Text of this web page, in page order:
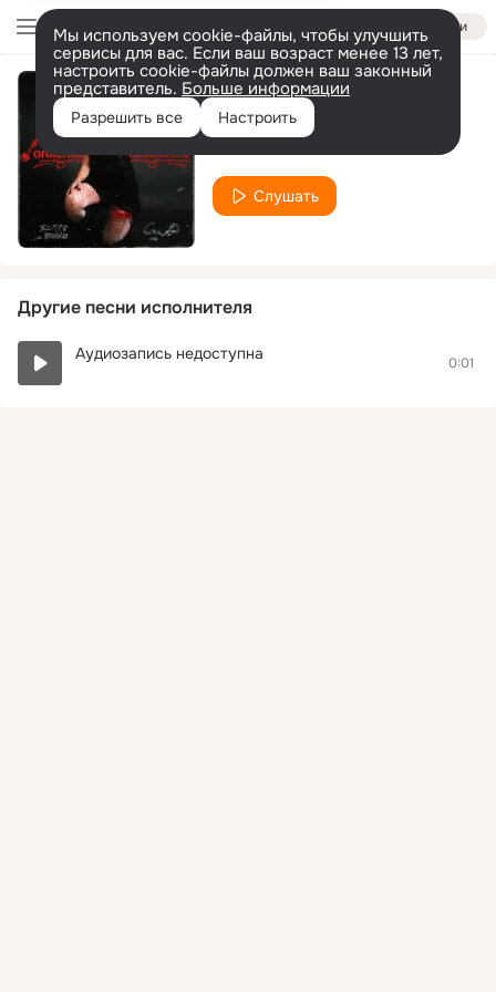
Войти
Мы используем cookie-файлы, чтобы улучшить
сервисы для вас. Если ваш возраст менее 13 лет,
настроить cookie-файлы должен ваш законный
представитель. Больше информации
Разрешить все Настроить
Там где я
Слушать
Другие песни исполнителя
Аудиозапись недоступна 0:01